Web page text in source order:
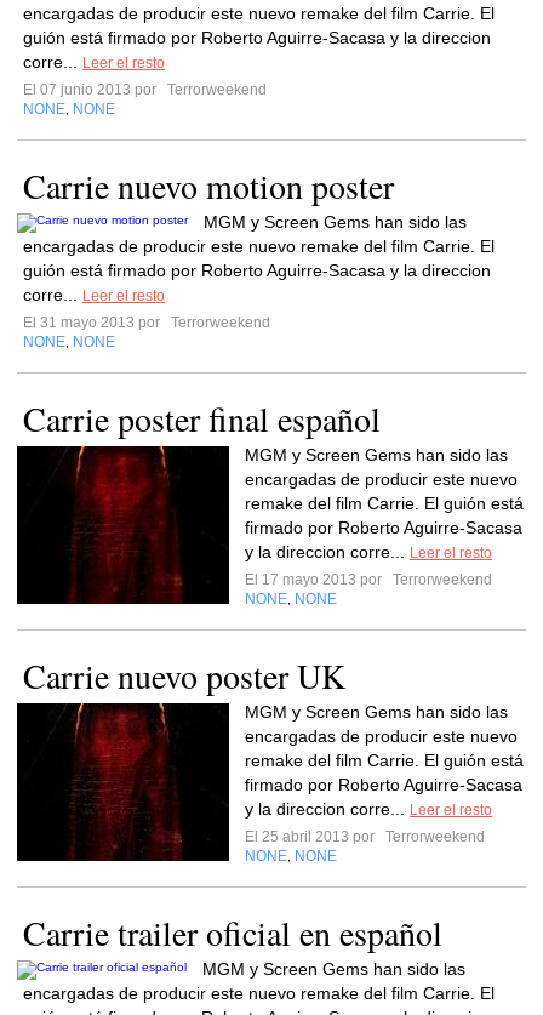
encargadas de producir este nuevo remake del film Carrie. El
guión está firmado por Roberto Aguirre-Sacasa y la direccion
corre...
Leer el resto
El 07 junio 2013 por
Terrorweekend
NONE NONE
Carrie nuevo motion poster
MGM y Screen Gems han sido las
encargadas de producir este nuevo remake del film Carrie. El
guión está firmado por Roberto Aguirre-Sacasa y la direccion
corre...
Leer el resto
El 31 mayo 2013 por
Terrorweekend
NONE NONE
Carrie poster final español
MGM y Screen Gems han sido las
encargadas de producir este nuevo
remake del film Carrie. El guión está
firmado por Roberto Aguirre-Sacasa
y la direccion corre...
Leer el resto
El 17 mayo 2013 por
Terrorweekend
NONE NONE
Carrie nuevo poster UK
MGM y Screen Gems han sido las
encargadas de producir este nuevo
remake del film Carrie. El guión está
firmado por Roberto Aguirre-Sacasa
y la direccion corre...
Leer el resto
El 25 abril 2013 por
Terrorweekend
NONE NONE
Carrie trailer oficial en español
MGM y Screen Gems han sido las
encargadas de producir este nuevo remake del film Carrie. El